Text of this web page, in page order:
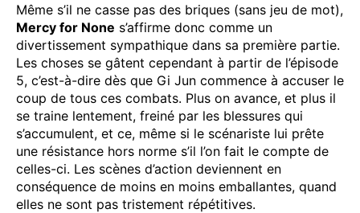
Même s’il ne casse pas des briques (sans jeu de mot),
Mercy for None s’affirme donc comme un
divertissement sympathique dans sa première partie.
Les choses se gâtent cependant à partir de l’épisode
5, c’est-à-dire dès que Gi Jun commence à accuser le
coup de tous ces combats. Plus on avance, et plus il
se traine lentement, freiné par les blessures qui
s’accumulent, et ce, même si le scénariste lui prête
une résistance hors norme s’il l’on fait le compte de
celles-ci. Les scènes d’action deviennent en
conséquence de moins en moins emballantes, quand
elles ne sont pas tristement répétitives.